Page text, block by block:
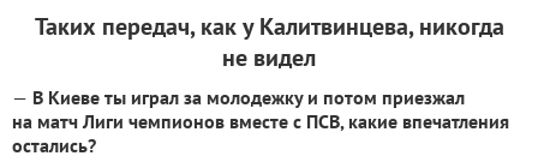
Таких передач, как у Калитвинцева, никогда
не видел
— В Киеве ты играл за молодежку и потом приезжал
на матч Лиги чемпионов вместе с ПСВ, какие впечатления
остались?